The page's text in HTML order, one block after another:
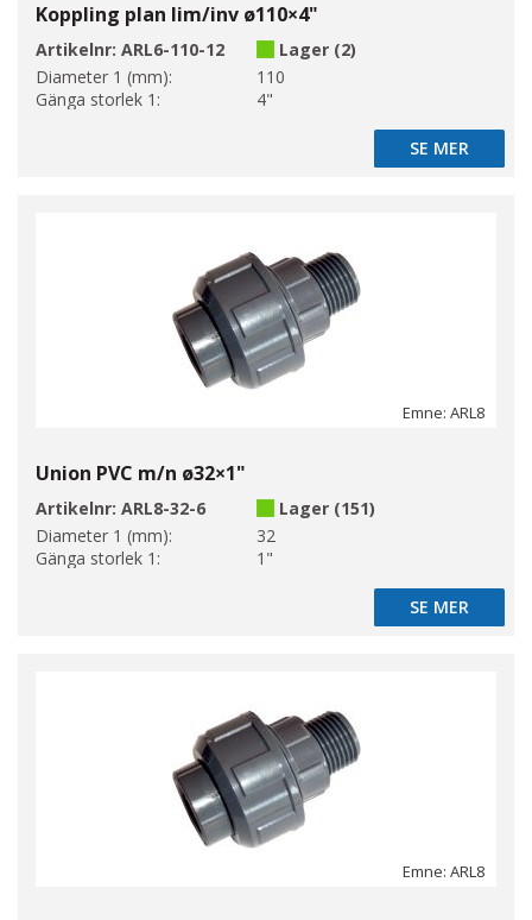
Koppling plan lim/inv ø110×4"
Artikelnr: ARL6-110-12
Lager (2)
Diameter 1 (mm):
110
Gänga storlek 1:
4"
SE MER
SE MER
Emne: ARL8
Union PVC m/n ø32×1"
Artikelnr: ARL8-32-6
Lager (151)
Diameter 1 (mm):
32
Gänga storlek 1:
1"
SE MER
SE MER
Emne: ARL8